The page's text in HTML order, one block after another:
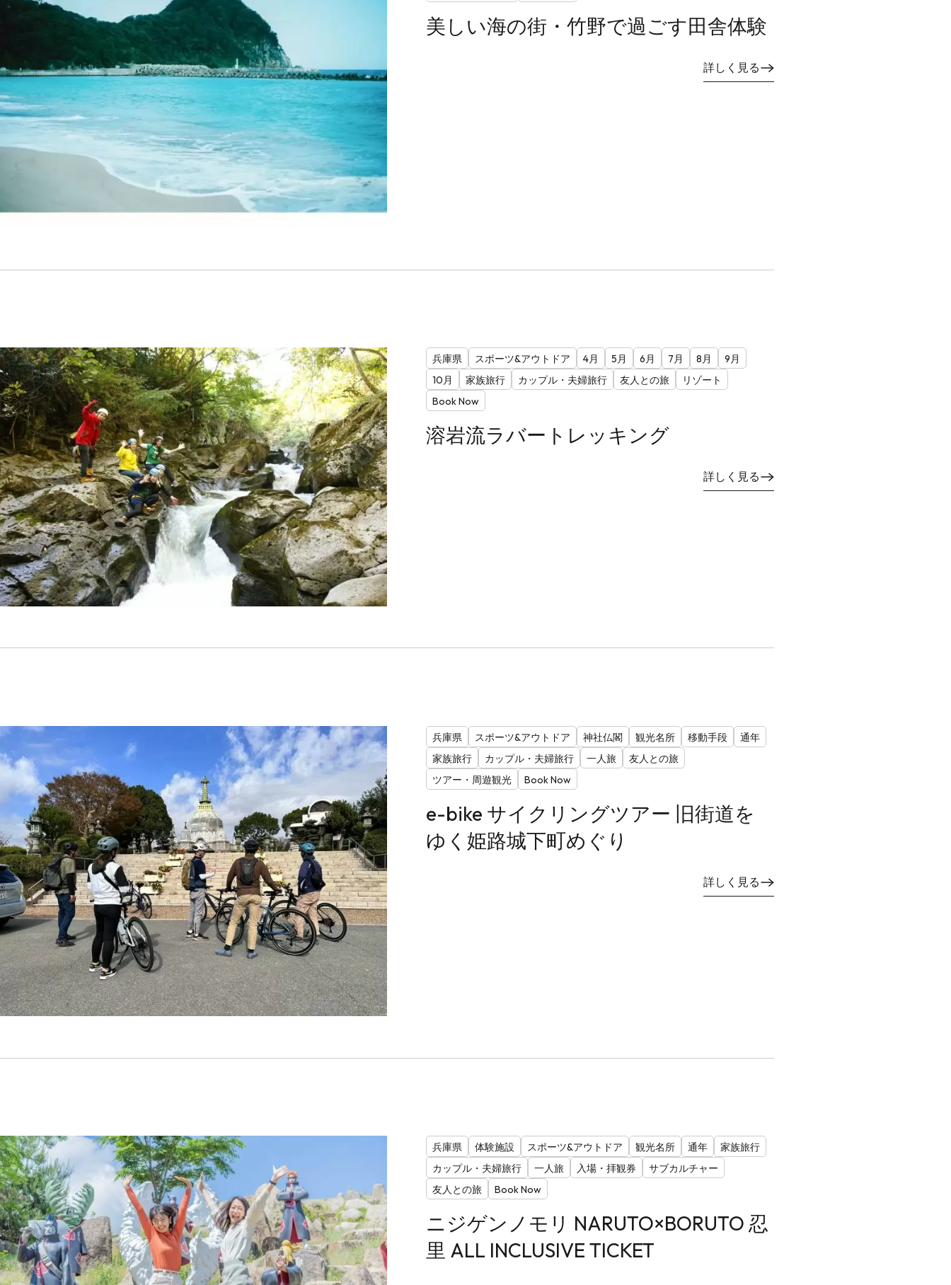
美しい海の街・竹野で過ごす田舎体験
詳しく見る
兵庫県 スポーツ&アウトドア 4月 5月 6月 7月 8月
9月
10月
家族旅行 カップル・夫婦旅行 友人との旅
リゾート
Book Now
溶岩流ラバートレッキング
詳しく見る
兵庫県 スポーツ&アウトドア 神社仏閣 観光名所 移動手段
通年
家族旅行
カップル・夫婦旅行 一人旅
友人との旅
ツアー・周遊観光
Book Now
e-bike サイクリングツアー 旧街道を
ゆく姫路城下町めぐり
詳しく見る
兵庫県 体験施設 スポーツ&アウトドア 観光名所 通年
家族旅行
カップル・夫婦旅行
一人旅 入場・拝観券
サブカルチャー
友人との旅
Book Now
ニジゲンノモリ NARUTO×BORUTO 忍
里 ALL INCLUSIVE TICKET